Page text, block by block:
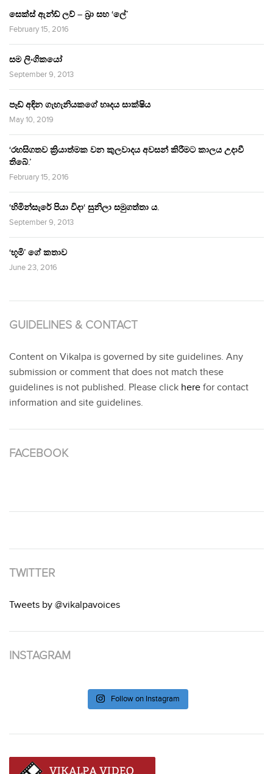
සෙක්ස් ඇන්ඩ් ලව් – බ්‍රා සහ ‘ලේ’
February 15, 2016
සම ලිංගිකයෝ
September 9, 2013
පෑඩ් අඳින ගැහැනියකගේ හෘදය සාක්ෂිය
May 10, 2019
‘රහසිගතව ක්‍රියාත්මක වන කුලවාදය අවසන් කිරීමට කාලය උදාවී
තිබේ.’
February 15, 2016
‘හිමින්සැරේ පියා විදා‘ සුනිලා සමුගත්තා ය.
September 9, 2013
‘භූමි’ ගේ කතාව
June 23, 2016
GUIDELINES & CONTACT
Content on Vikalpa is governed by site guidelines. Any
submission or comment that does not match these
guidelines is not published. Please click here for contact
information and site guidelines.
FACEBOOK
TWITTER
Tweets by @vikalpavoices
INSTAGRAM
Follow on Instagram